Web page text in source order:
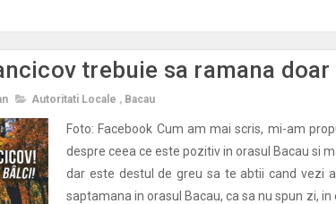
trebuie sa ramana doar
Autoritati Locale , Bacau
Foto: Facebook Cum am mai scris, mi-am
despre ceea ce este pozitiv in orasul Bacau si
dar este destul de greu sa te abtii cand vezi
saptamana in orasul Bacau, ca sa nu spun zi,